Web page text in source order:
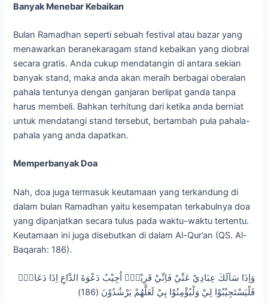
Banyak Menebar Kebaikan
Bulan Ramadhan seperti sebuah festival atau bazar yang
menawarkan beranekaragam stand kebaikan yang diobral
secara gratis. Anda cukup mendatangin di antara sekian
banyak stand, maka anda akan meraih berbagai oberalan
pahala tentunya dengan ganjaran berlipat ganda tanpa
harus membeli. Bahkan terhitung dari ketika anda berniat
untuk mendatangi stand tersebut, bertambah pula pahala-
pahala yang anda dapatkan.
Memperbanyak Doa
Nah, doa juga termasuk keutamaan yang terkandung di
dalam bulan Ramadhan yaitu kesempatan terkabulnya doa
yang dipanjatkan secara tulus pada waktu-waktu tertentu.
Keutamaan ini juga disebutkan di dalam Al-Qur’an (QS. Al-
Baqarah: 186).
وَاِذَا سَاَلَكَ عِبَادِيْ عَنِّيْ فَاِنِّيْ قَرِيْبٌۗ اُجِيْبُ دَعْوَةَ الدَّاعِ اِذَا دَعَانِۙ
فَلْيَسْتَجِيْبُوْا لِيْ وَلْيُؤْمِنُوْا بِيْ لَعَلَّهُمْ يَرْشُدُوْنَ (186)